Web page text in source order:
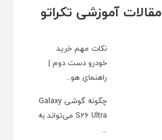
مقالات آموزشی تکراتو
نکات مهم خرید
خودرو دست دوم |
راهنمای هو...
چگونه گوشی Galaxy
S26 Ultra می‌تواند به
...